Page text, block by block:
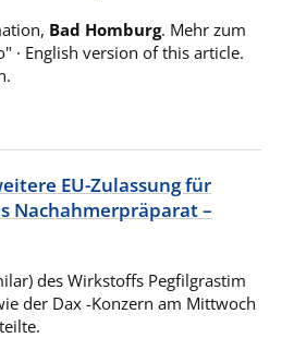
Bad Homburg. Mehr zum
· English version of this article.
EU-Zulassung für
Nachahmerpräparat –
des Wirkstoffs Pegfilgrastim
der Dax -Konzern am Mittwoch